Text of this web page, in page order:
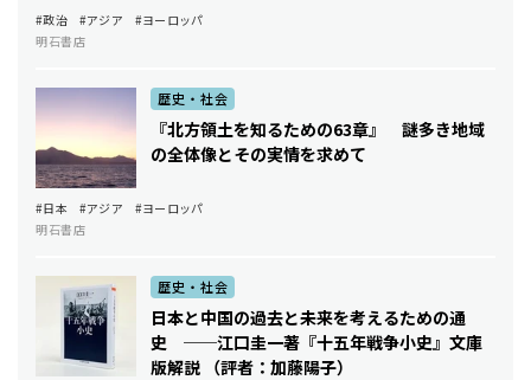
#政治 #アジア
#ヨーロッパ
明石書店
歴史・社会
『北方領土を知るための63章』 謎多き地域
の全体像とその実情を求めて
#日本 #アジア
#ヨーロッパ
明石書店
歴史・社会
日本と中国の過去と未来を考えるための通
史 ──江口圭一著『十五年戦争小史』文庫
版解説 （評者：加藤陽子）